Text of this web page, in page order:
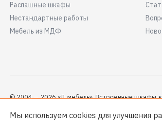
Распашные шкафы
Нестандартные работы
Мебель из МДФ
© 2004 — 2026 «Л-мебель». Встроенные шкафы-
Мы используем cookies для улучшения